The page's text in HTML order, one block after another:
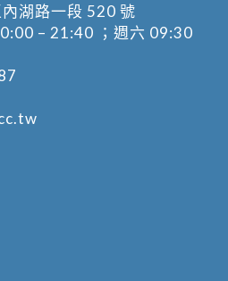
湖路一段 520 號
– 21:40 ；週六 09:30